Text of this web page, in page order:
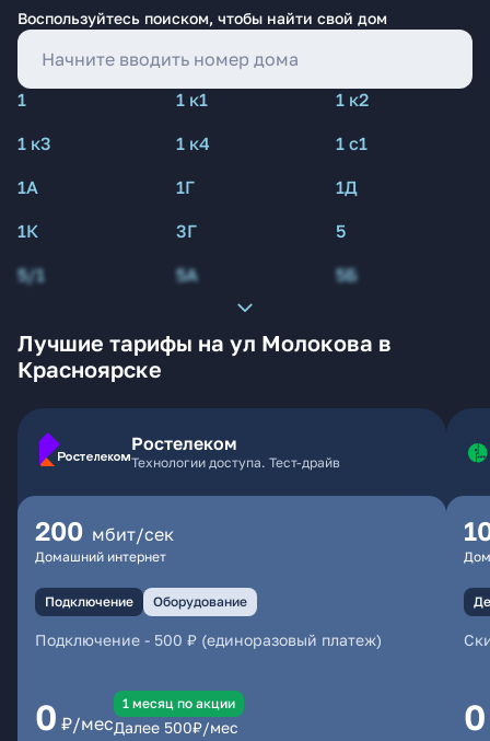
Воспользуйтесь поиском, чтобы найти свой дом
1 1 к1
1 к2
1 к3
1 к4
1 с1
1А
1Г
1Д
1К
3Г
5
5/1
5А 5Б
Лучшие тарифы на ул Молокова в
Красноярске
Ростелеком
Технологии доступа. Тест-драйв
200 мбит/сек
Домашний интернет
Подключение Оборудование
Подключение - 500 ₽ (единоразовый платеж)
0 ₽/мес
1 месяц по акции
Далее 500₽/мес 0